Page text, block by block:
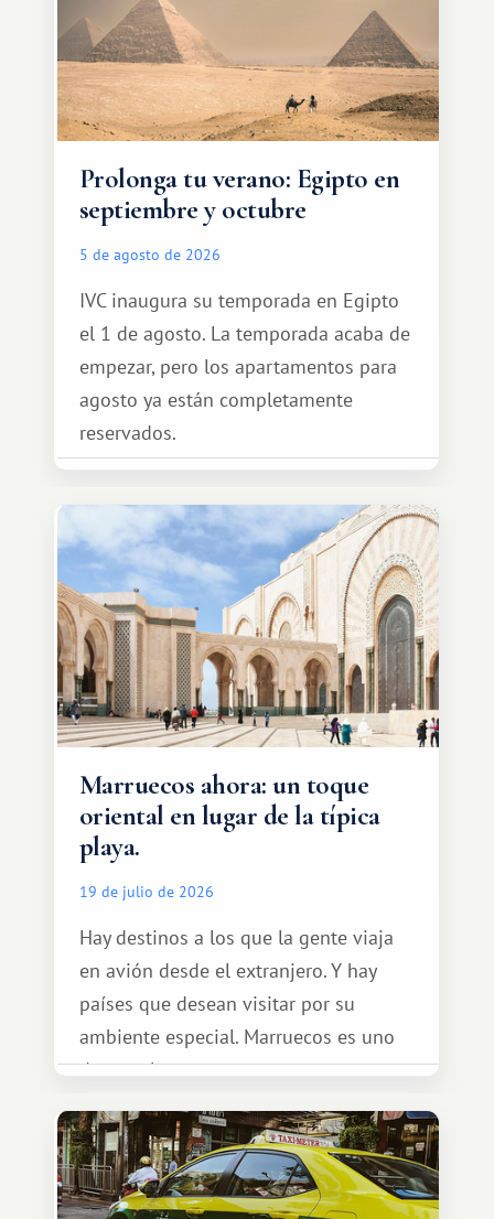
Prolonga tu verano: Egipto en
septiembre y octubre
5 de agosto de 2026
IVC inaugura su temporada en Egipto
el 1 de agosto. La temporada acaba de
empezar, pero los apartamentos para
agosto ya están completamente
reservados.
Marruecos ahora: un toque
oriental en lugar de la típica
playa.
19 de julio de 2026
Hay destinos a los que la gente viaja
en avión desde el extranjero. Y hay
países que desean visitar por su
ambiente especial. Marruecos es uno
de esos lugares.